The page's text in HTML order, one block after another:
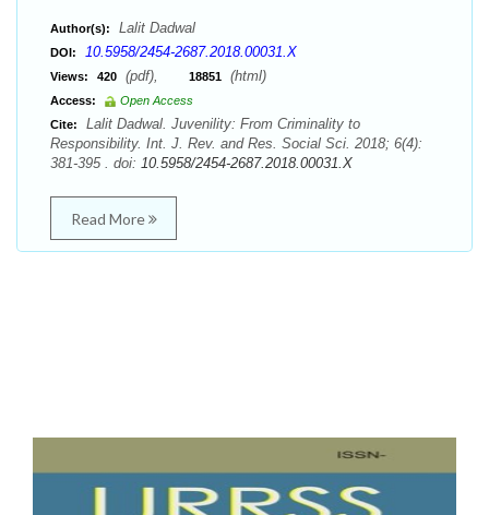
Author(s): Lalit Dadwal
DOI: 10.5958/2454-2687.2018.00031.X
Views: 420 (pdf), 18851 (html)
Access:
Open Access
Cite:
Lalit Dadwal. Juvenility: From Criminality to
Responsibility. Int. J. Rev. and Res. Social Sci. 2018; 6(4):
381-395 . doi: 10.5958/2454-2687.2018.00031.X
Read More